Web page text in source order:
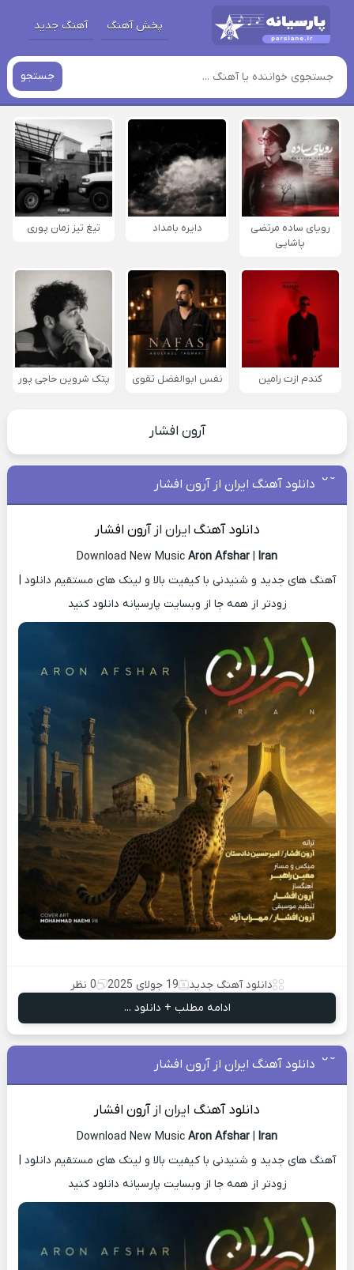
پخش آهنگ آهنگ جدید
جستجو
رویای ساده مرتضی
پاشایی
دایره بامداد تیغ تیز زمان پوری
کندم ازت رامین نفس ابوالفضل تقوی پتک شروین حاجی پور
آرون افشار
دانلود آهنگ ایران از آرون افشار
دانلود آهنگ ایران ازآرون افشار
Download New Music Aron Afshar | Iran
آهنگ های جدید و شنیدنی با کیفیت بالا و لینک های مستقیم دانلود |
زودتر از همه جا از وبسایت پارسیانه دانلود کنید
دانلود آهنگ جدید 19 جولای 2025
0 نظر
ادامه مطلب + دانلود ...
دانلود آهنگ ایران از آرون افشار
دانلود آهنگ ایران ازآرون افشار
Download New Music Aron Afshar | Iran
آهنگ های جدید و شنیدنی با کیفیت بالا و لینک های مستقیم دانلود |
زودتر از همه جا از وبسایت پارسیانه دانلود کنید